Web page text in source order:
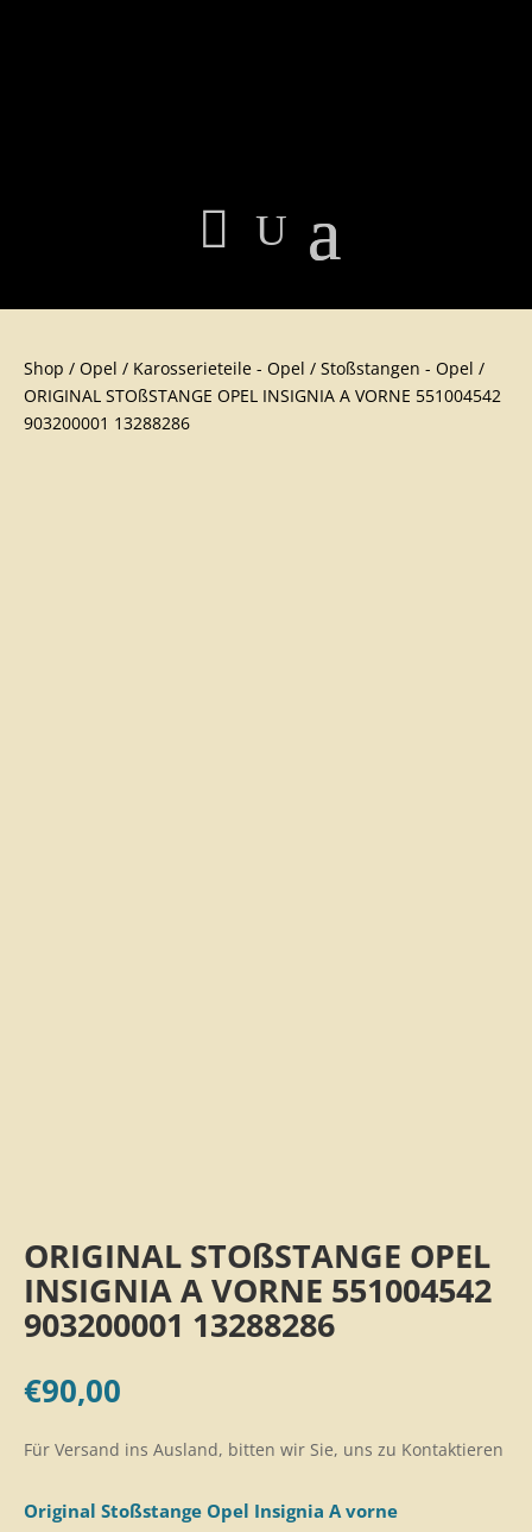
Shop / Opel / Karosserieteil​e - Opel / Stoßstangen - Opel /
ORIGINAL STOßSTANGE OPEL INSIGNIA A VORNE 551004542
903200001 13288286
ORIGINAL STOßSTANGE OPEL
INSIGNIA A VORNE 551004542
903200001 13288286
€90,00
Für Versand ins Ausland, bitten wir Sie, uns zu Kontaktieren
Original Stoßstange Opel Insignia A vorne